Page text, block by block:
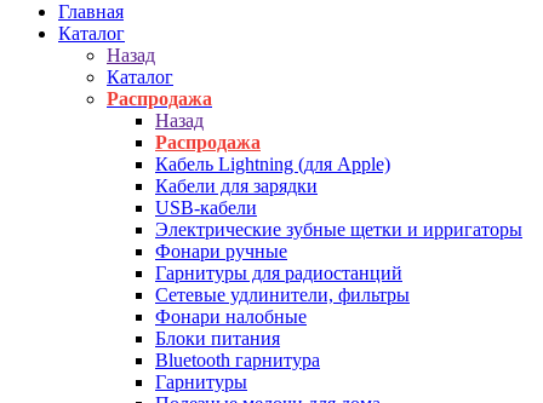
Главная
Каталог
Назад
Каталог
Распродажа
Назад
Распродажа
Кабель Lightning (для Apple)
Кабели для зарядки
USB-кабели
Электрические зубные щетки и ирригаторы
Фонари ручные
Гарнитуры для радиостанций
Сетевые удлинители, фильтры
Фонари налобные
Блоки питания
Bluetooth гарнитура
Гарнитуры